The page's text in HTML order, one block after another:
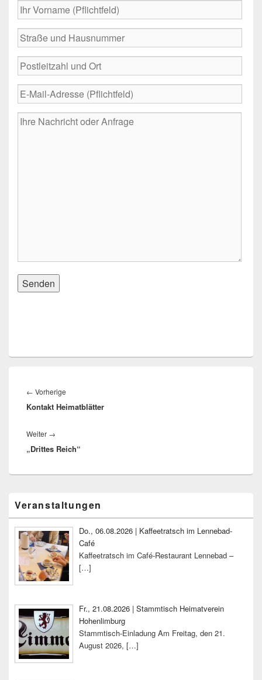
← Vorherige
Beitrag:
Kontakt Heimatblätter
Weiter →
Beitrag:
„Drittes Reich“
Seitenleisten-
Widgetbereich
Veranstaltungen
Do., 06.08.2026 | Kaffeetratsch im Lennebad-
Café
Kaffeetratsch im Café-Restaurant Lennebad –
[…]
Fr., 21.08.2026 | Stammtisch Heimatverein
Hohenlimburg
Stammtisch-Einladung Am Freitag, den 21.
August 2026, […]